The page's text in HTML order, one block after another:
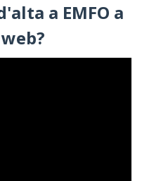
a EMFO a